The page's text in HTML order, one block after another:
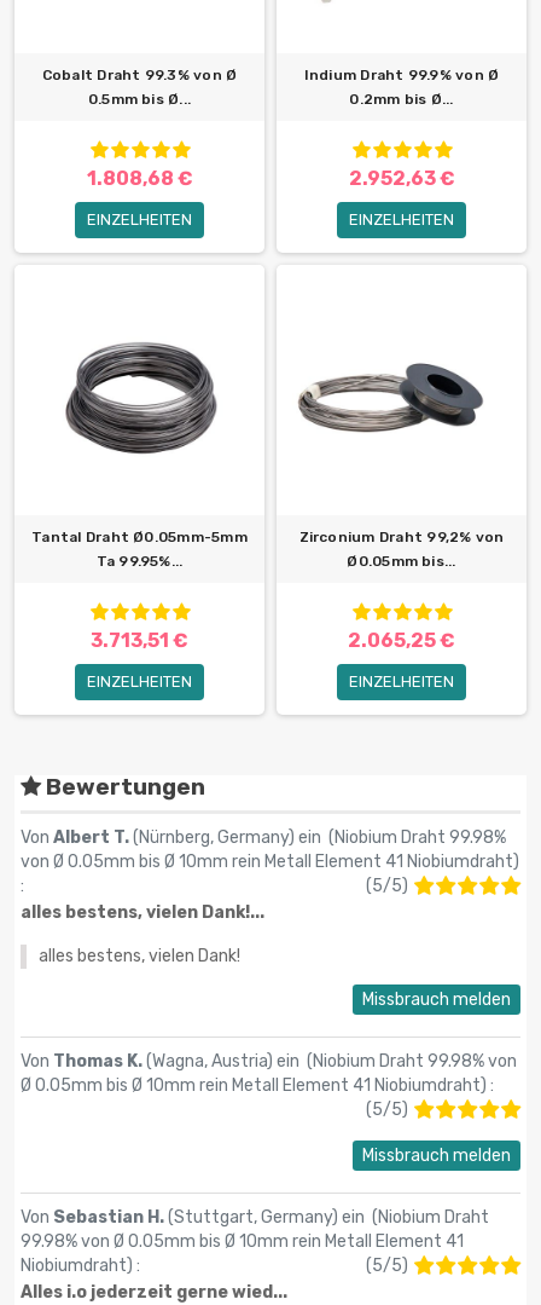
Cobalt Draht 99.3% von Ø
0.5mm bis Ø...
1.808,68 €
EINZELHEITEN
Indium Draht 99.9% von Ø
0.2mm bis Ø...
2.952,63 €
EINZELHEITEN
Tantal Draht Ø0.05mm-5mm
Ta 99.95%...
3.713,51 €
EINZELHEITEN
Zirconium Draht 99,2% von
Ø0.05mm bis...
2.065,25 €
EINZELHEITEN
Bewertungen
Von Albert T.(Nürnberg, Germany) ein (Niobium Draht 99.98%
von Ø 0.05mm bis Ø 10mm rein Metall Element 41 Niobiumdraht)
:
(5/5)
alles bestens, vielen Dank!...
alles bestens, vielen Dank!
Missbrauch melden
Von Thomas K.(Wagna, Austria) ein (Niobium Draht 99.98% von
Ø 0.05mm bis Ø 10mm rein Metall Element 41 Niobiumdraht) :
(5/5)
Missbrauch melden
Von Sebastian H.(Stuttgart, Germany) ein (Niobium Draht
99.98% von Ø 0.05mm bis Ø 10mm rein Metall Element 41
Niobiumdraht) : (5/5)
Alles i.o jederzeit gerne wied...